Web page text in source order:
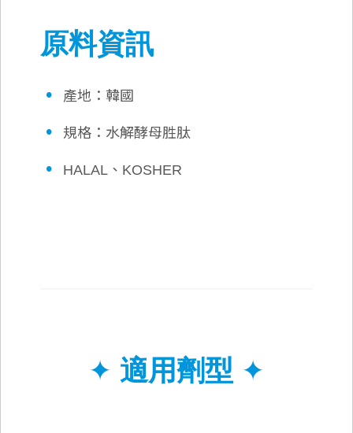
原料資訊
• 產地：韓國
• 規格：水解酵母胜肽
• HALAL、KOSHER
✦ 適用劑型 ✦